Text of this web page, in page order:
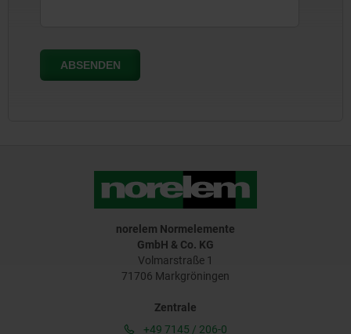
norelem Normelemente
GmbH & Co. KG
Volmarstraße 1
71706 Markgröningen
Zentrale
+49 7145 / 206-0